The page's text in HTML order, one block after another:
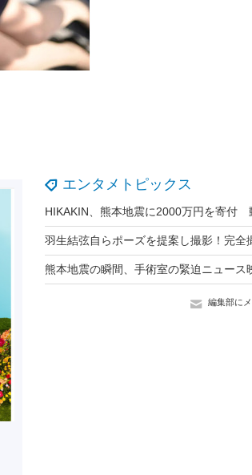
エンタメトピックス
編集部に